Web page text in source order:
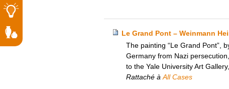
Le Grand Pont – Weinmann
The painting “Le Grand Pont”,
Germany from Nazi
to the Yale University Art
Rattaché à All Cases